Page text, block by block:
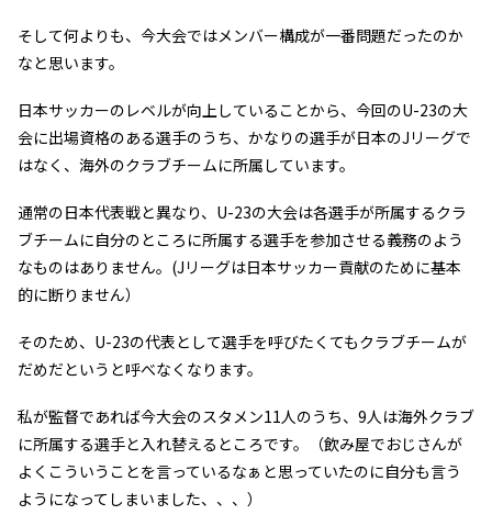
そして何よりも、今大会ではメンバー構成が一番問題だったのか
なと思います。
日本サッカーのレベルが向上していることから、今回のU-23の大
会に出場資格のある選手のうち、かなりの選手が日本のJリーグで
はなく、海外のクラブチームに所属しています。
通常の日本代表戦と異なり、U-23の大会は各選手が所属するクラ
ブチームに自分のところに所属する選手を参加させる義務のよう
なものはありません。(Jリーグは日本サッカー貢献のために基本
的に断りません）
そのため、U-23の代表として選手を呼びたくてもクラブチームが
だめだというと呼べなくなります。
私が監督であれば今大会のスタメン11人のうち、9人は海外クラブ
に所属する選手と入れ替えるところです。（飲み屋でおじさんが
よくこういうことを言っているなぁと思っていたのに自分も言う
ようになってしまいました、、、）